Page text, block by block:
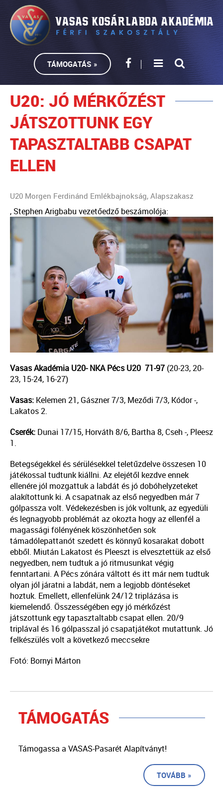
TÁMOGATÁS »
U20: JÓ MÉRKŐZÉST
JÁTSZOTTUNK EGY
TAPASZTALTABB CSAPAT
ELLEN
U20 Morgen Ferdinánd Emlékbajnokság, Alapszakasz
, Stephen Arigbabu vezetőedző beszámolója:
Vasas Akadémia U20- NKA Pécs U20 71-97 (20-23, 20-
23, 15-24, 16-27)
Vasas: Kelemen 21, Gászner 7/3, Meződi 7/3, Kódor -,
Lakatos 2.
Cserék: Dunai 17/15, Horváth 8/6, Bartha 8, Cseh -, Pleesz
1.
Betegségekkel és sérülésekkel teletűzdelve összesen 10
játékossal tudtunk kiállni. Az elejétől kezdve ennek
ellenére jól mozgattuk a labdát és jó dobóhelyzeteket
alakítottunk ki. A csapatnak az első negyedben már 7
gólpassza volt. Védekezésben is jók voltunk, az egyedüli
és legnagyobb problémát az okozta hogy az ellenfél a
magassági fölényének köszönhetően sok
támadólepattanót szedett és könnyű kosarakat dobott
ebből. Miután Lakatost és Pleeszt is elvesztettük az első
negyedben, nem tudtuk a jó ritmusunkat végig
fenntartani. A Pécs zónára váltott és itt már nem tudtuk
olyan jól járatni a labdát, nem a legjobb döntéseket
hoztuk. Emellett, ellenfelünk 24/12 triplázása is
kiemelendő. Összességében egy jó mérkőzést
játszottunk egy tapasztaltabb csapat ellen. 20/9
triplával és 16 gólpasszal jó csapatjátékot mutattunk. Jó
felkészülés volt a következő meccsekre
Fotó: Bornyi Márton
TÁMOGATÁS
Támogassa a VASAS-Pasarét Alapítványt!
TOVÁBB »